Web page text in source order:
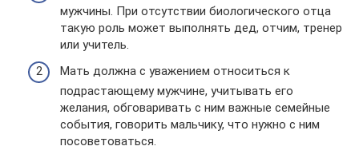
мужчины. При отсутствии биологического отца
такую роль может выполнять дед, отчим, тренер
или учитель.
Мать должна с уважением относиться к
подрастающему мужчине, учитывать его
желания, обговаривать с ним важные семейные
события, говорить мальчику, что нужно с ним
посоветоваться.